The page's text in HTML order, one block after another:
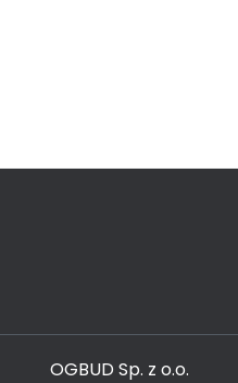
OGBUD Sp. z o.o.